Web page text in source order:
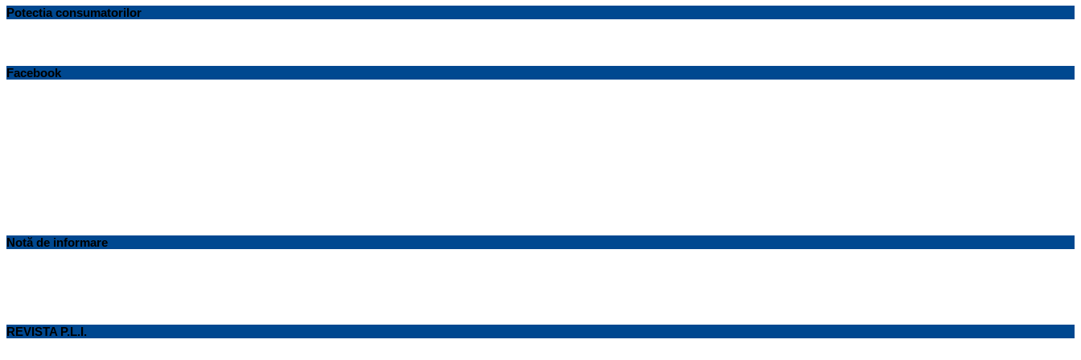
Potectia consumatorilor
Facebook
Notă de informare
REVISTA P.L.I.